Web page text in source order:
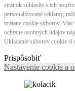
stránok súhlasíte s ich
personalizované reklamy,
vrátane cookie súborov.
ochrane osobných údajov
Ukladanie súborov cookie si
Prispôsobiť
Nastavenie cookie a